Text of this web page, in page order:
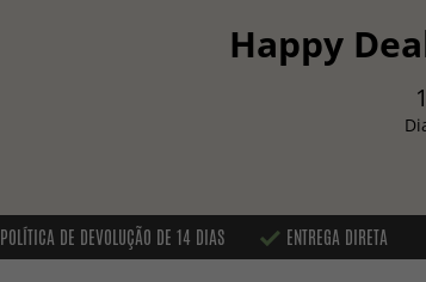
Happy
1
POLÍTICA DE DEVOLUÇÃO DE 14 DIAS ENTREGA DIRETA